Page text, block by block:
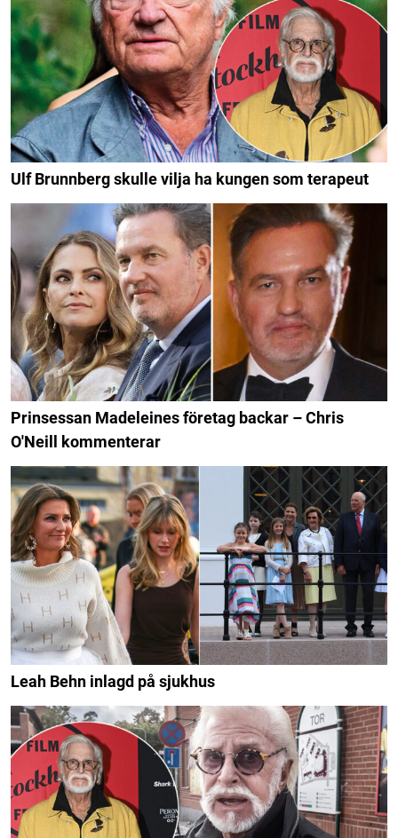
Ulf Brunnberg skulle vilja ha kungen som terapeut
Prinsessan Madeleines företag backar – Chris
O'Neill kommenterar
Leah Behn inlagd på sjukhus